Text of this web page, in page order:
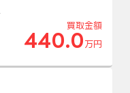
買取金額
440.0 万円